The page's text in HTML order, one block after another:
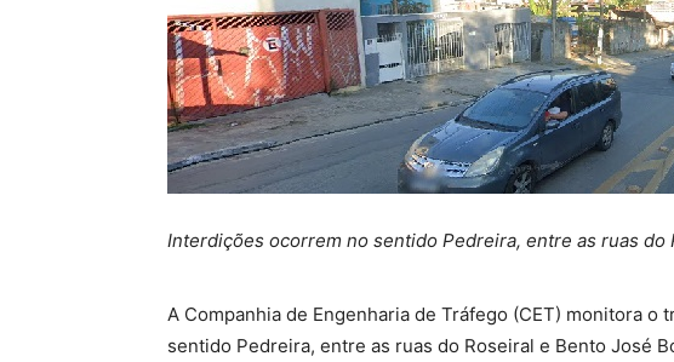
Interdições ocorrem no sentido Pedreira, entre as ruas do
A Companhia de Engenharia de Tráfego (CET) monitora
sentido Pedreira, entre as ruas do Roseiral e Bento José